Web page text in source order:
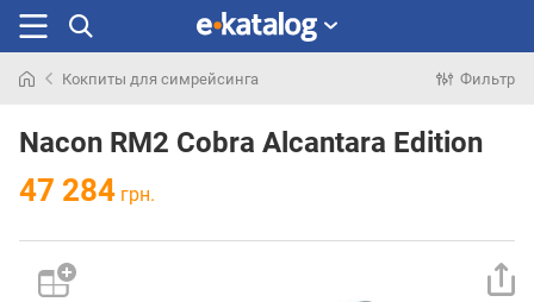
раньше
Кокпиты для симрейсинга Фильтр
Nacon RM2 Cobra Alcantara Edition
47 284 грн.